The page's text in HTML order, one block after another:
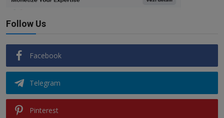
Follow Us
Facebook
Telegram
Pinterest